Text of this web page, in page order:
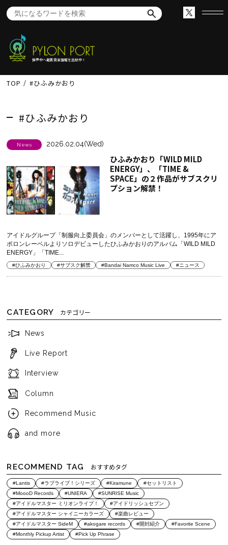
世界中へ最新音楽情報を出航中！
TOP #ひふみかおり
#ひふみかおり
News 2026.02.04(Wed)
ひふみかおり「WILD MILD
ENERGY」、「TIME &
SPACE」の２作品がサブスクリ
プション解禁！
アイドルグループ「制服向上委員会」のメンバーとして活躍し、1995年にア
ポロンレーベルよりソロデビューしたひふみかおりのアルバム「WILD MILD
ENERGY」「TIME...
#ひふみかおり #サブスク解禁 #Bandai Namco Music Live #ニュース
CATEGORY カテゴリー
News
Live Report
Interview
Column
Recommend Music
and more
RECOMMEND TAG おすすめタグ
#Lantis #ラブライブ！シリーズ #Kiramune
#セットリスト
#MoooD Records
#UNIERA
#SUNRISE Music
#アイドルマスター ミリオンライブ！
#アイドリッシュセブン
#アイドルマスター シャイニーカラーズ
#楽曲レビュー
#アイドルマスター SideM
#akogare records #開封紹介
#Favorite Scene
#Monthly Pickup Artist
#Pick Up Phrase